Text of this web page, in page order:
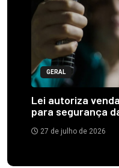
GERAL
Lei autoriza
para segurança
27 de julho de 2026